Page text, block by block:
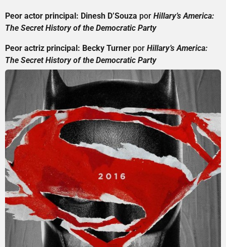
Peor actor principal: Dinesh D’Souza por Hillary’s America:
The Secret History of the Democratic Party
Peor actriz principal: Becky Turner por Hillary’s America:
The Secret History of the Democratic Party